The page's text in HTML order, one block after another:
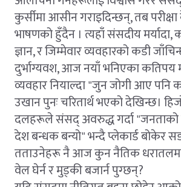
कुर्सीमा आसीन गराइदिन्छन्, तब
भाषणको हुँदैन । त्यहाँ संसदीय मर्यादा,
ज्ञान, र जिम्मेवार व्यवहारको कडी
दुर्भाग्यवश, आज नयाँ भनिएका कतिपय
व्यवहार नियाल्दा "जुन जोगी आए पनि
उखान पुनः चरितार्थ भएको देखिन्छ।
दलहरूले संसद् अवरुद्ध गर्दा "जनताको
देश बन्धक बन्यो" भन्दै प्लेकार्ड बोकेर
तताउनेहरू नै आज कुन नैतिक
वेल घेर्न र मुड्की बजार्न पुग्छन्?